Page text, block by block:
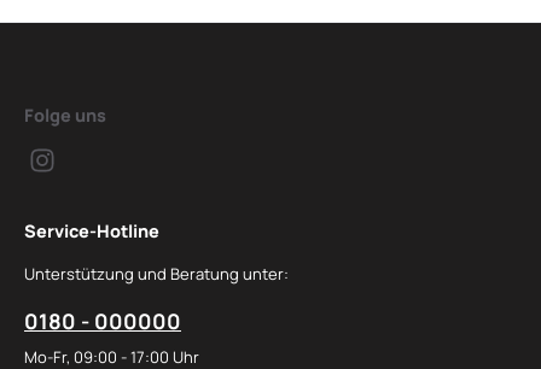
Folge uns
Service-Hotline
Unterstützung und Beratung unter:
0180 - 000000
Mo-Fr, 09:00 - 17:00 Uhr